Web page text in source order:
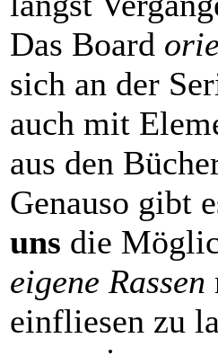
Das Board
sich an der
auch mit
aus den
Genauso gibt
uns die
eigene Rassen
einfliesen zu